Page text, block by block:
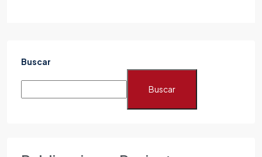
Buscar
Buscar